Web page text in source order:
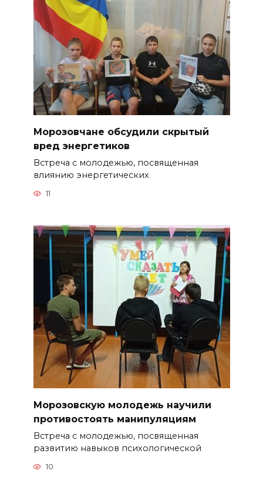
Морозовчане обсудили скрытый
вред энергетиков
Встреча с молодежью, посвященная
влиянию энергетических
11
Морозовскую молодежь научили
противостоять манипуляциям
Встреча с молодежью, посвященная
развитию навыков психологической
10